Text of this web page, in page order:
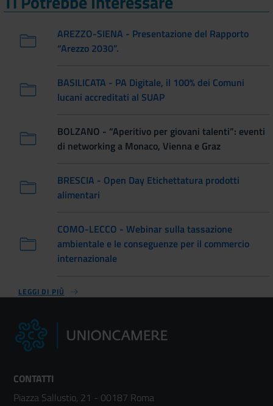
AREZZO-SIENA - Presentazione del Rapporto
“Arezzo 2030”.
BASILICATA - PA Digitale, il 100% dei Comuni
lucani accreditati al SUAP
BOLZANO - “Aperitivo per giovani talenti”: eventi
di networking a Monaco, Vienna e Graz
BRESCIA - Open Day Etichettatura prodotti
alimentari
COMO-LECCO - Webinar sulla tassazione
ambientale e le conseguenze per il commercio
internazionale
LEGGI DI PIÙ
CONTATTI
Piazza Sallustio, 21 - 00187 Roma